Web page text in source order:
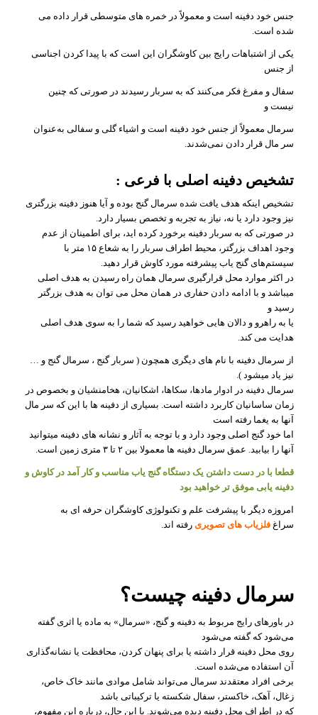
جنس خود دفینه است و معمولاً در خمره های متوسطی قرار داده می
شده است.
یکی از اشتباهات رایج بین کاوشگران این است که با پیدا کردن اجناسی
از جنس
سفال و مفرغ فکر می‌کنند که به سربار رسیدند در صورتی که چنین
نیست و
سرمال معمولاً از جنس خود دفینه است و اشیاء گلی و سفالی به‌عنوان
سر مال قرار دادن نمی‌شدند.
تشخیص دفینه اصلی با فرعی :
تشخیص اینکه هدف یافت شده سرمال گنج بوده و آیا هنوز دفینه بزرگتری
نیز وجود دارد یا نه، نیاز به تجربه و تخصص بسیار دارد.
در صورتی که به سربار دفینه برخورد کرده اید، برای اطمینان از عدم
وجود اهداف بزرگتر، محیط اطراف سربار را به شعاع ۱۵ متر با
سیستم‌های گنج یاب پیشرفته مورد کاوش قرار دهید.
در اکثر موارد محل قرارگیری سرمال همان راه رسیدن به هدف اصلی
میباشد و با ادامه دادن حفاری در همان محل می توان به هدف بزرگتر
رسید و
یا به راهرو و دالان هایی خواهید رسید که شما را به سوی هدف اصلی
هدایت می کند.
از سرمال دفینه با نام های دیگری همچون ( سربار گنج ، سرمال گنج و …
نیز یاد میشود ).
سرمال دفینه در ادوار مادها، سکاها، اشکانیان، هخامنشیان و بخصوص در
زمان ساسانیان کاربرد داشته است. بسیاری از دفینه ها با این که سر مال
آنها به یغما رفته است
اما خود گنج اصلی وجود دارد و با توجه به آثار و نشانه های دفینه میتوانید
آنها را بیابید. عمق سرمال دفینه ها معمولا بین ۲ تا ۳ متری زمین است.
قطعا با در دست داشتن یک دستگاه گنج یاب مناسب و کار آمد در کاوش و
دفینه یابی موفق تر خواهید بود
امروزه دیگر با پیشرفت علم و تکنولوژی کاوشگران حرفه ای به
سراغ فلزیاب های تصویری رفته اند.
سرمال دفینه چیست؟
در باورهای رایج مربوط به دفینه و گنج، «سرمال» به ماده یا اثری گفته
می‌شود که گفته می‌شود
روی محل دفینه قرار داشته یا برای پنهان کردن، محافظت یا نشانه‌گذاری
آن استفاده می‌شده است.
برخی افراد معتقدند سرمال می‌تواند شامل موادی مانند خاک خاص،
زغال، آهک، خاکستر، سفال شکسته یا ترکیباتی باشد
که در اطراف محل دفینه دیده می‌شوند. با این حال، درباره این مفهوم،